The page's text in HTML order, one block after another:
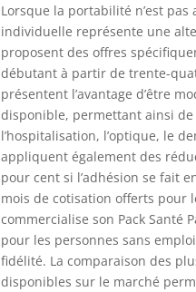
Lorsque la portabilité n’est
individuelle représente une
proposent des offres
débutant à partir de trente-
présentent l’avantage d’être
disponible, permettant ainsi
l’hospitalisation, l’optique, le
appliquent également des
pour cent si l’adhésion se fait
mois de cotisation offerts pour
commercialise son Pack
pour les personnes sans
fidélité. La comparaison des
disponibles sur le marché